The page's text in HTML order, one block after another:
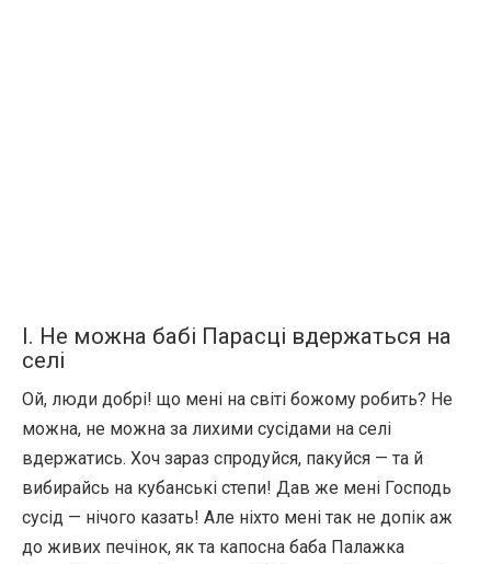
І. Не можна бабі Парасці вдержаться на
селі
Ой, люди добрі! що мені на світі божому робить? Не
можна, не можна за лихими сусідами на селі
вдержатись. Хоч зараз спродуйся, пакуйся — та й
вибирайсь на кубанські степи! Дав же мені Господь
сусід — нічого казать! Але ніхто мені так не допік аж
до живих печінок, як та капосна баба Палажка